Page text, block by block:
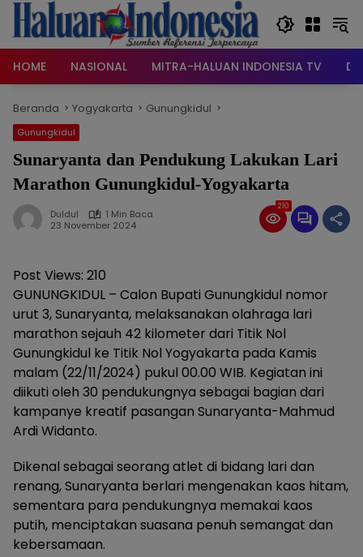
Langsung
konten
HOME
NASIONAL MITRA-HALUAN INDONESIA TV
Beranda Yogyakarta Gunungkidul
Gunungkidul
Sunaryanta dan Pendukung Lakukan Lari
Marathon Gunungkidul-Yogyakarta
Duldul
1 Min Baca
23 November 2024
210
Post Views: 210
GUNUNGKIDUL – Calon Bupati Gunungkidul nomor
urut 3, Sunaryanta, melaksanakan olahraga lari
marathon sejauh 42 kilometer dari Titik Nol
Gunungkidul ke Titik Nol Yogyakarta pada Kamis
malam (22/11/2024) pukul 00.00 WIB. Kegiatan ini
diikuti oleh 30 pendukungnya sebagai bagian dari
kampanye kreatif pasangan Sunaryanta-Mahmud
Ardi Widanto.
Dikenal sebagai seorang atlet di bidang lari dan
renang, Sunaryanta berlari mengenakan kaos hitam,
sementara para pendukungnya memakai kaos
putih, menciptakan suasana penuh semangat dan
kebersamaan.